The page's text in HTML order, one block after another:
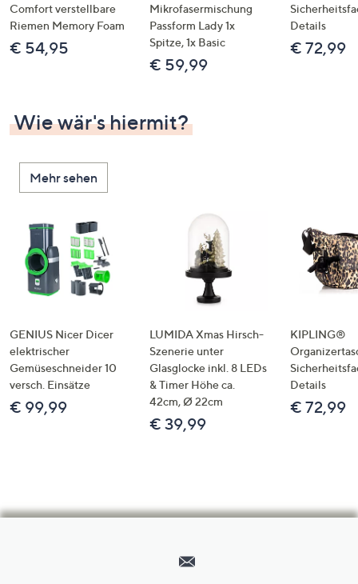
Comfort verstellbare
Riemen Memory Foam
€ 54,95
Mikrofasermischung
Passform Lady 1x
Spitze, 1x Basic
€ 59,99
Details
€ 72,99
Wie wär's hiermit?
Mehr sehen
GENIUS Nicer Dicer
elektrischer
Gemüseschneider 10
versch. Einsätze
€ 99,99
LUMIDA Xmas Hirsch-
Szenerie unter
Glasglocke inkl. 8 LEDs
& Timer Höhe ca.
42cm, Ø 22cm
€ 39,99
KIPLING®
Details
€ 72,99